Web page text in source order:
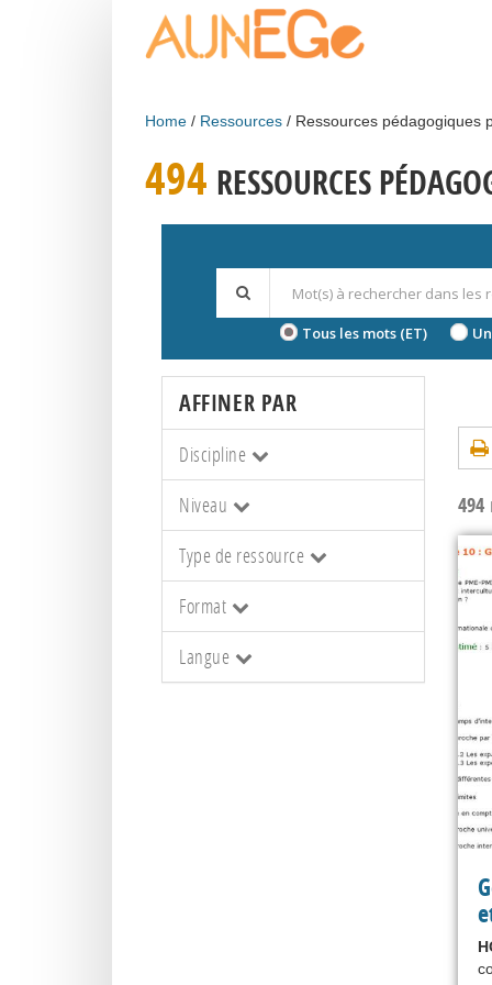
Home Ressources Ressources pédagogiques
494 RESSOURCES
Tous les mots (ET)
AFFINER PAR
Discipline
Niveau
Type de ressource
Format
Langue
494